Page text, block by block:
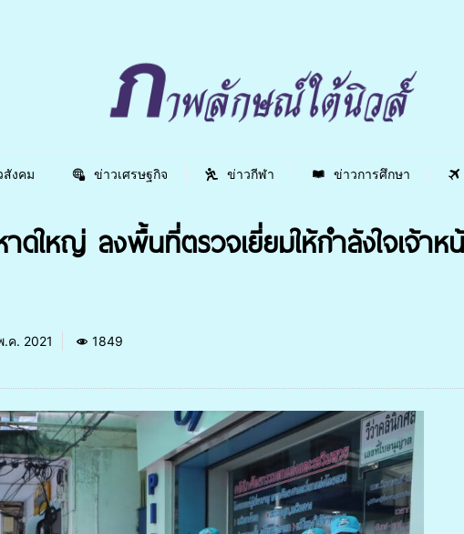
สังคม ข่าวเศรษฐกิจ ข่าวกีฬา ข่าวการศึกษา
ดใหญ่ ลงพื้นที่ตรวจเยี่ยมให้กำลังใจเจ้
.ค. 2021 1849